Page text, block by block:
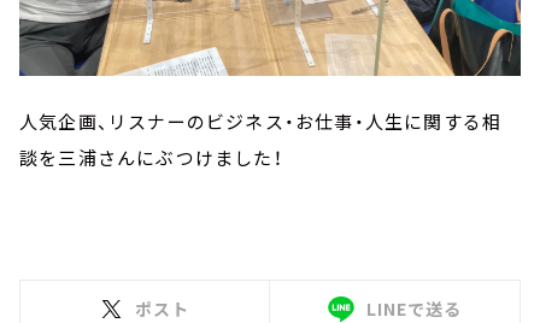
人気企画、リスナーのビジネス・お仕事・人生に関する相
談を三浦さんにぶつけました！
ポスト LINEで送る